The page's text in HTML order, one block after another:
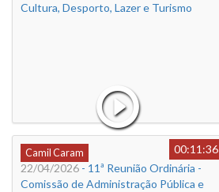
Cultura, Desporto, Lazer e Turismo
Camil Caram
00:11:36
22/04/2026 - 11ª Reunião Ordinária -
Comissão de Administração Pública e